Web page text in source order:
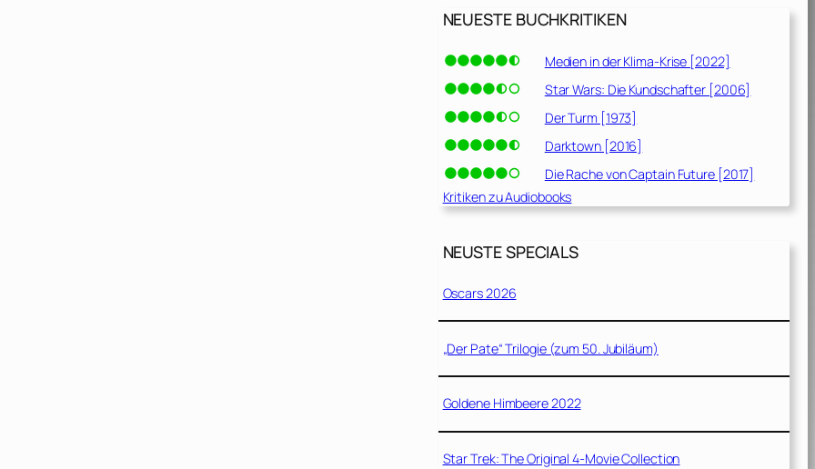
NEUESTE BUCHKRITIKEN
Medien in der Klima-Krise [2022]
Star Wars: Die Kundschafter [2006]
Der Turm [1973]
Darktown [2016]
Die Rache von Captain Future [2017]
Kritiken zu Audiobooks
NEUSTE SPECIALS
Oscars 2026
„Der Pate“ Trilogie (zum 50. Jubiläum)
Goldene Himbeere 2022
Star Trek: The Original 4-Movie Collection